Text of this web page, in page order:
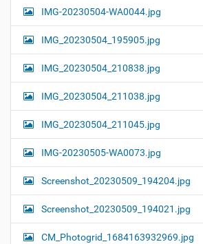
IMG-20230504-WA0044.jpg
IMG_20230504_195905.jpg
IMG_20230504_210838.jpg
IMG_20230504_211038.jpg
IMG_20230504_211045.jpg
IMG-20230505-WA0073.jpg
Screenshot_20230509_194204.jpg
Screenshot_20230509_194021.jpg
CM_Photogrid_1684163932969.jpg